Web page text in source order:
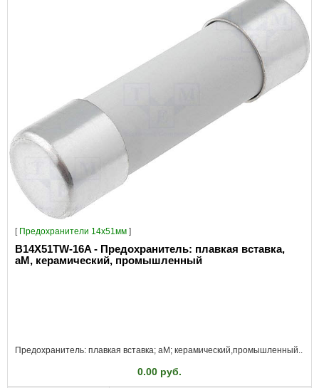
[ Предохранители 14x51мм ]
B14X51TW-16A - Предохранитель: плавкая вставка,
aM, керамический, промышленный
Предохранитель: плавкая вставка; aM; керамический,промышленный..
0.00 руб.